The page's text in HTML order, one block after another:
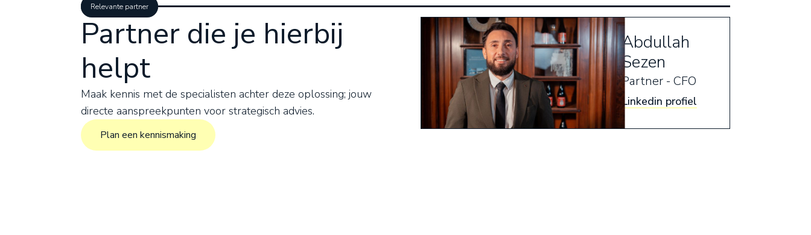
Relevante partner
Partner die je hierbij
helpt
Maak kennis met de specialisten achter deze oplossing; jouw
directe aanspreekpunten voor strategisch advies.
Plan een kennismaking
Abdullah
Sezen
Partner - CFO
Linkedin profiel